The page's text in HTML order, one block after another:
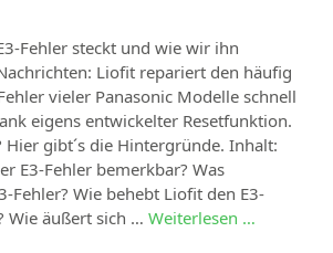
Fehler steckt und wie wir ihn
Liofit repariert den häufig
vieler Panasonic Modelle schnell
eigens entwickelter Resetfunktion.
Hier gibt´s die Hintergründe. Inhalt:
E3-Fehler bemerkbar? Was
Fehler? Wie behebt Liofit den E3-
Wie äußert sich … Weiterlesen …